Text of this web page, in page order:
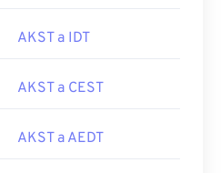
AKST a IDT
AKST a CEST
AKST a AEDT